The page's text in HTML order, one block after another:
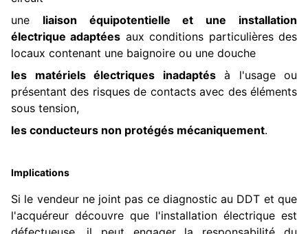
une liaison équipotentielle et une installation
électrique adaptées aux conditions particulières des
locaux contenant une baignoire ou une douche
les matériels électriques inadaptésà l'usage ou
présentant des risques de contacts avec des éléments
sous tension,
les conducteurs non protégés mécaniquement.
Implications
Si le vendeur ne joint pas ce diagnostic au DDT et que
l'acquéreur découvre que l'installation électrique est